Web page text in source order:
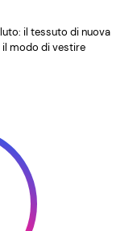
il tessuto di nuova
il modo di vestire